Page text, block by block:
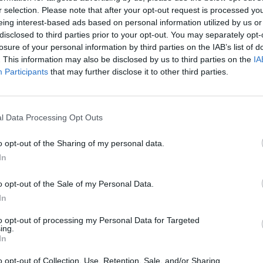
selection. Please note that after your opt-out request is processed
interest-based ads based on personal information utilized by us
to third parties prior to your opt-out. You may separately
of your personal information by third parties on the IAB’s list of
This information may also be disclosed by us to third parties on the
Participants that may further disclose it to other third parties.
Data Processing Opt Outs
opt-out of the Sharing of my personal data.
opt-out of the Sale of my Personal Data.
opt-out of processing my Personal Data for Targeted
opt-out of Collection, Use, Retention, Sale, and/or Sharing
vizų
Rusijos
viena iš
savo palatos Centrinėje klinikinėje
sužalojimų“, – nurodė naujienų
taip pat pranešė apie R.Maganovo